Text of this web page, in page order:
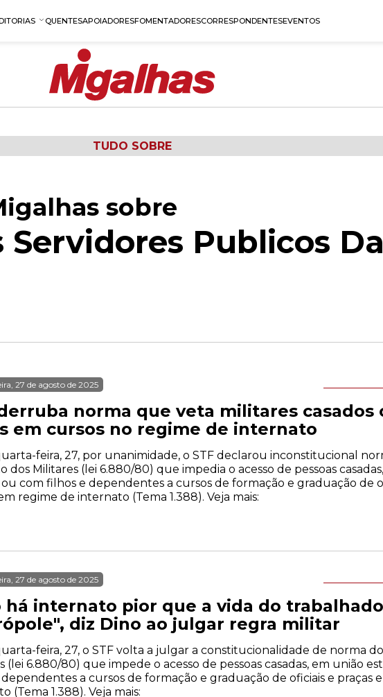
QUENTESAPOIADORESFOMENTADORESCORRESPONDENTESEVENTOS
TUDO SOBRE
sobre
Servidores Publicos Da
27 de agosto de 2025
norma que veta militares casados
em cursos no regime de internato
feira, 27, por unanimidade, o STF declarou inconstitucional
dos Militares (lei 6.880/80) que impedia o acesso de pessoas
com filhos e dependentes a cursos de formação e graduação de
regime de internato (Tema 1.388). Veja mais:
27 de agosto de 2025
há internato pior que a vida do
diz Dino ao julgar regra militar
feira, 27, o STF volta a julgar a constitucionalidade de norma
(lei 6.880/80) que impede o acesso de pessoas casadas, em união
a cursos de formação e graduação de oficiais e praças
(Tema 1.388). Veja mais: